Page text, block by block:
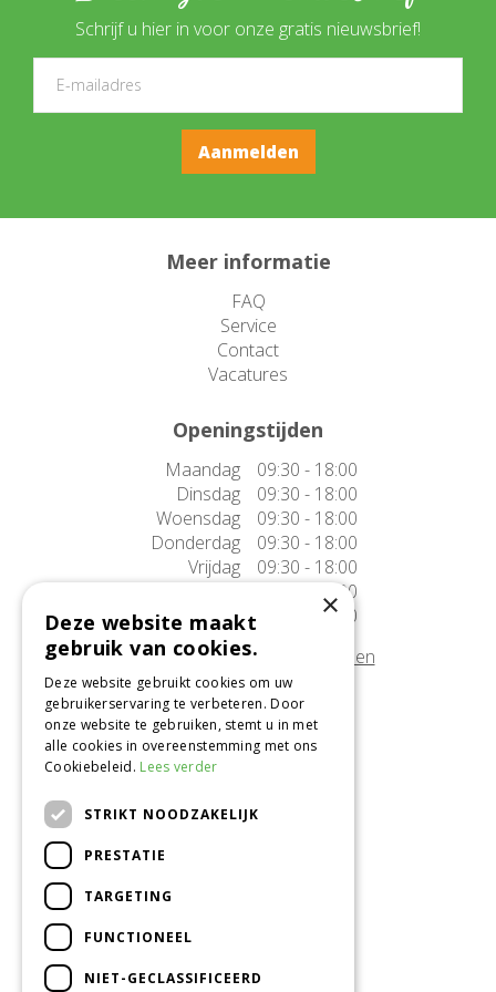
Schrijf u hier in voor onze gratis nieuwsbrief!
Meer informatie
FAQ
Service
Contact
Vacatures
Openingstijden
Maandag
09:30 - 18:00
Dinsdag
09:30 - 18:00
Woensdag
09:30 - 18:00
Donderdag
09:30 - 18:00
Vrijdag
09:30 - 18:00
Zaterdag
09:30 - 17:00
Zondag
10:00 - 17:00
Afwijkende openingstijden tonen
Onze locatie
Tuincentrum Alméérplant
Jac. P. Thijsseweg 4
pinterest
×
Deze website maakt
gebruik van cookies.
Deze website gebruikt cookies om uw
gebruikerservaring te verbeteren. Door
onze website te gebruiken, stemt u in met
alle cookies in overeenstemming met ons
Cookiebeleid. Lees verder
STRIKT NOODZAKELIJK
PRESTATIE
TARGETING
FUNCTIONEEL
NIET-GECLASSIFICEERD